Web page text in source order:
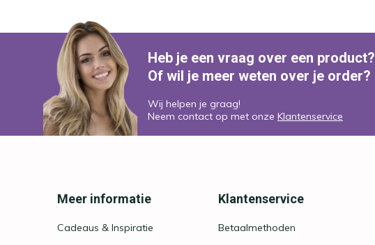
Heb je een vraag over een product?
Of wil je meer weten over je order?
Wij helpen je graag!
Neem contact op met onze Klantenservice
Meer informatie
Cadeaus & Inspiratie
Klantenservice
Betaalmethoden